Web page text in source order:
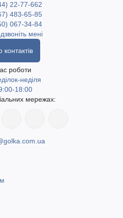
аксесуарів. Вироби виходять
у щоденному носінні.
пункти. Доступний
Новою поштою та
22-77-662
483-65-85
067-34-84
мені
контактів
роботи
неділя
18:00
мережах: